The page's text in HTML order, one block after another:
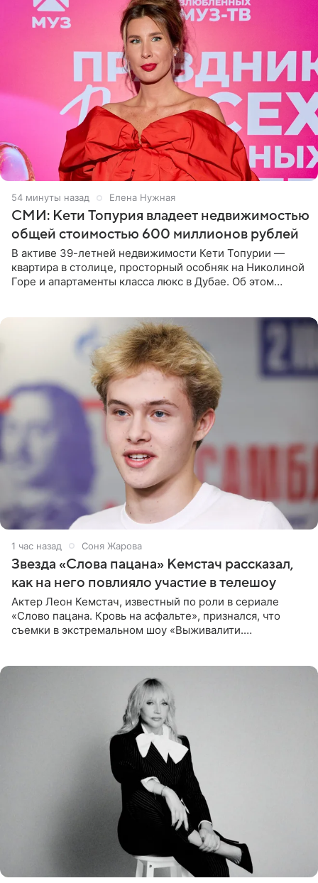
54 минуты назад Елена Нужная
СМИ: Кети Топурия владеет недвижимостью
общей стоимостью 600 миллионов рублей
В активе 39-летней недвижимости Кети Топурии —
квартира в столице, просторный особняк на Николиной
Горе и апартаменты класса люкс в Дубае. Об этом
1 час назад Соня Жарова
Звезда «Слова пацана» Кемстач рассказал,
как на него повлияло участие в телешоу
Актер Леон Кемстач, известный по роли в сериале
«Слово пацана. Кровь на асфальте», признался, что
съемки в экстремальном шоу «Выживалити.